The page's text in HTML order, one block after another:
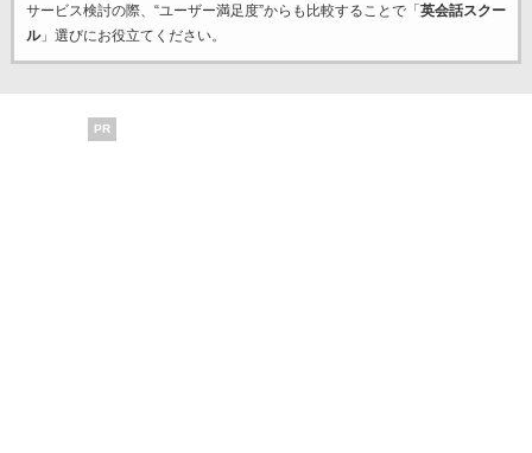
サービス検討の際、“ユーザー満足度”からも比較することで「 英会話スクー
ル」選びにお役立てください。
PR